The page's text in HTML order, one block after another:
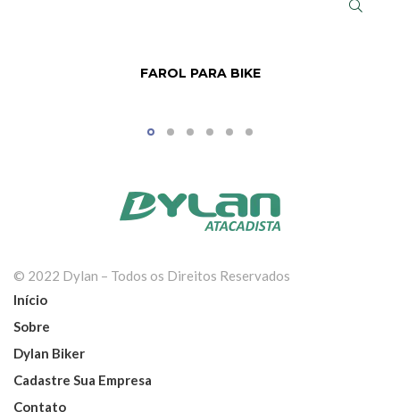
FAROL PARA BIKE
© 2022 Dylan – Todos os Direitos Reservados
Início
Sobre
Dylan Biker
Cadastre Sua Empresa
Contato